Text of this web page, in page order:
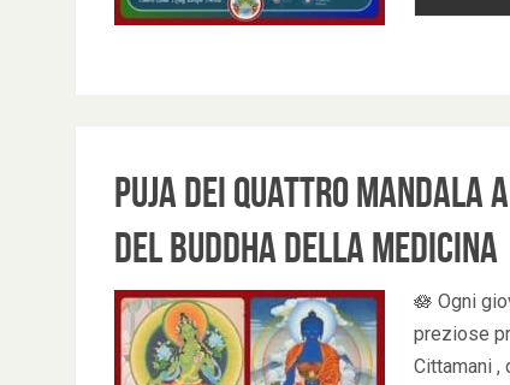
Puja dei Quattro Mandala
del Buddha della Medicina
🪷 Ogni
preziose
Cittamani ,